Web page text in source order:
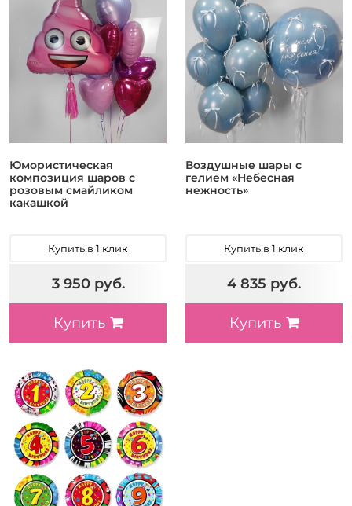
Юмористическая
композиция шаров с
розовым смайликом
какашкой
Купить в 1 клик
3 950 руб.
Купить
Воздушные шары с
гелием «Небесная
нежность»
Купить в 1 клик
4 835 руб.
Купить